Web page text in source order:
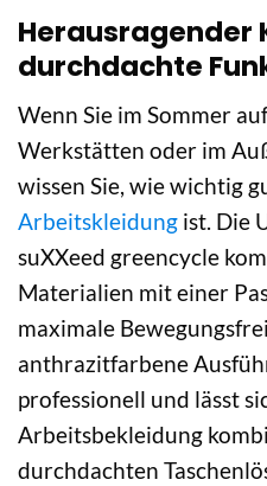
Herausragender
durchdachte
Wenn Sie im Sommer
Werkstätten oder im
wissen Sie, wie wichtig
Arbeitskleidung ist. Die
suXXeed greencycle
Materialien mit einer
maximale
anthrazitfarbene
professionell und lässt
Arbeitsbekleidung
durchdachten